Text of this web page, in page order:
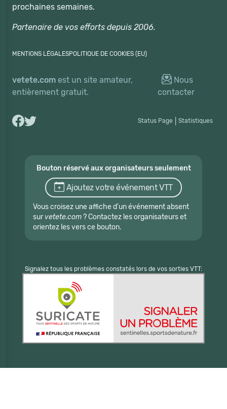
prochaines semaines.
Partenaire de vos efforts depuis 2006.
MENTIONS LÉGALESPOLITIQUE DE COOKIES (EU)
vetete.com est un site amateur,
entièrement gratuit.
Nous
contacter
Status Page Statistiques
Bouton réservé aux organisateurs seulement
Ajoutez votre événement VTT
Vous croisez une affiche d'un événement absent
sur vetete.com? Contactez les organisateurs et
orientez les vers ce bouton.
Signalez tous les problèmes constatés lors de vos sorties VTT: